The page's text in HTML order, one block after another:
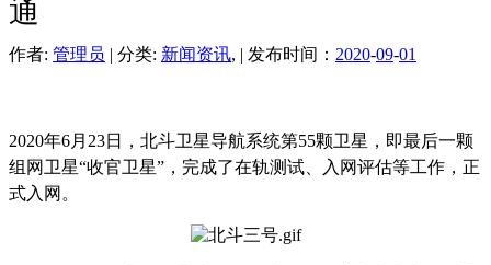
通
作者: 管理员 | 分类: 新闻资讯, | 发布时间： 2020-09-01
2020年6月23日，北斗卫星导航系统第55颗卫星，即最后一颗
组网卫星“收官卫星”，完成了在轨测试、入网评估等工作，正
式入网。